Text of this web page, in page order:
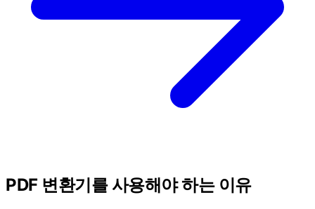
PDF 변환기를 사용해야 하는 이유